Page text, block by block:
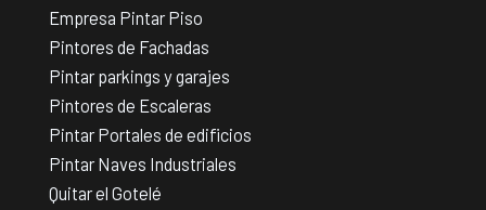
Empresa Pintar Piso
Pintores de Fachadas
Pintar parkings y garajes
Pintores de Escaleras
Pintar Portales de edificios
Pintar Naves Industriales
Quitar el Gotelé